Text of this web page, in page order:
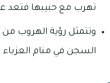
تهرب مع حبيبها فتعد
وتتمثل رؤية الهروب
السجن في منام